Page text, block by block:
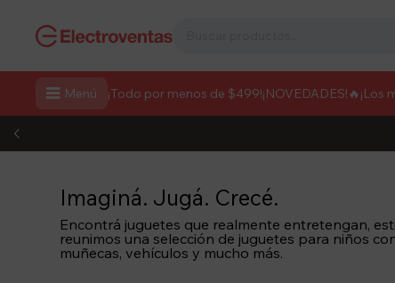
 Menú ¡Todo por menos de $499!¡NOVEDADES! 🔥¡Los
Imaginá. Jugá. Crecé.
Encontrá juguetes que realmente entretengan,
reunimos una selección de juguetes para niños
muñecas, vehículos y mucho más.